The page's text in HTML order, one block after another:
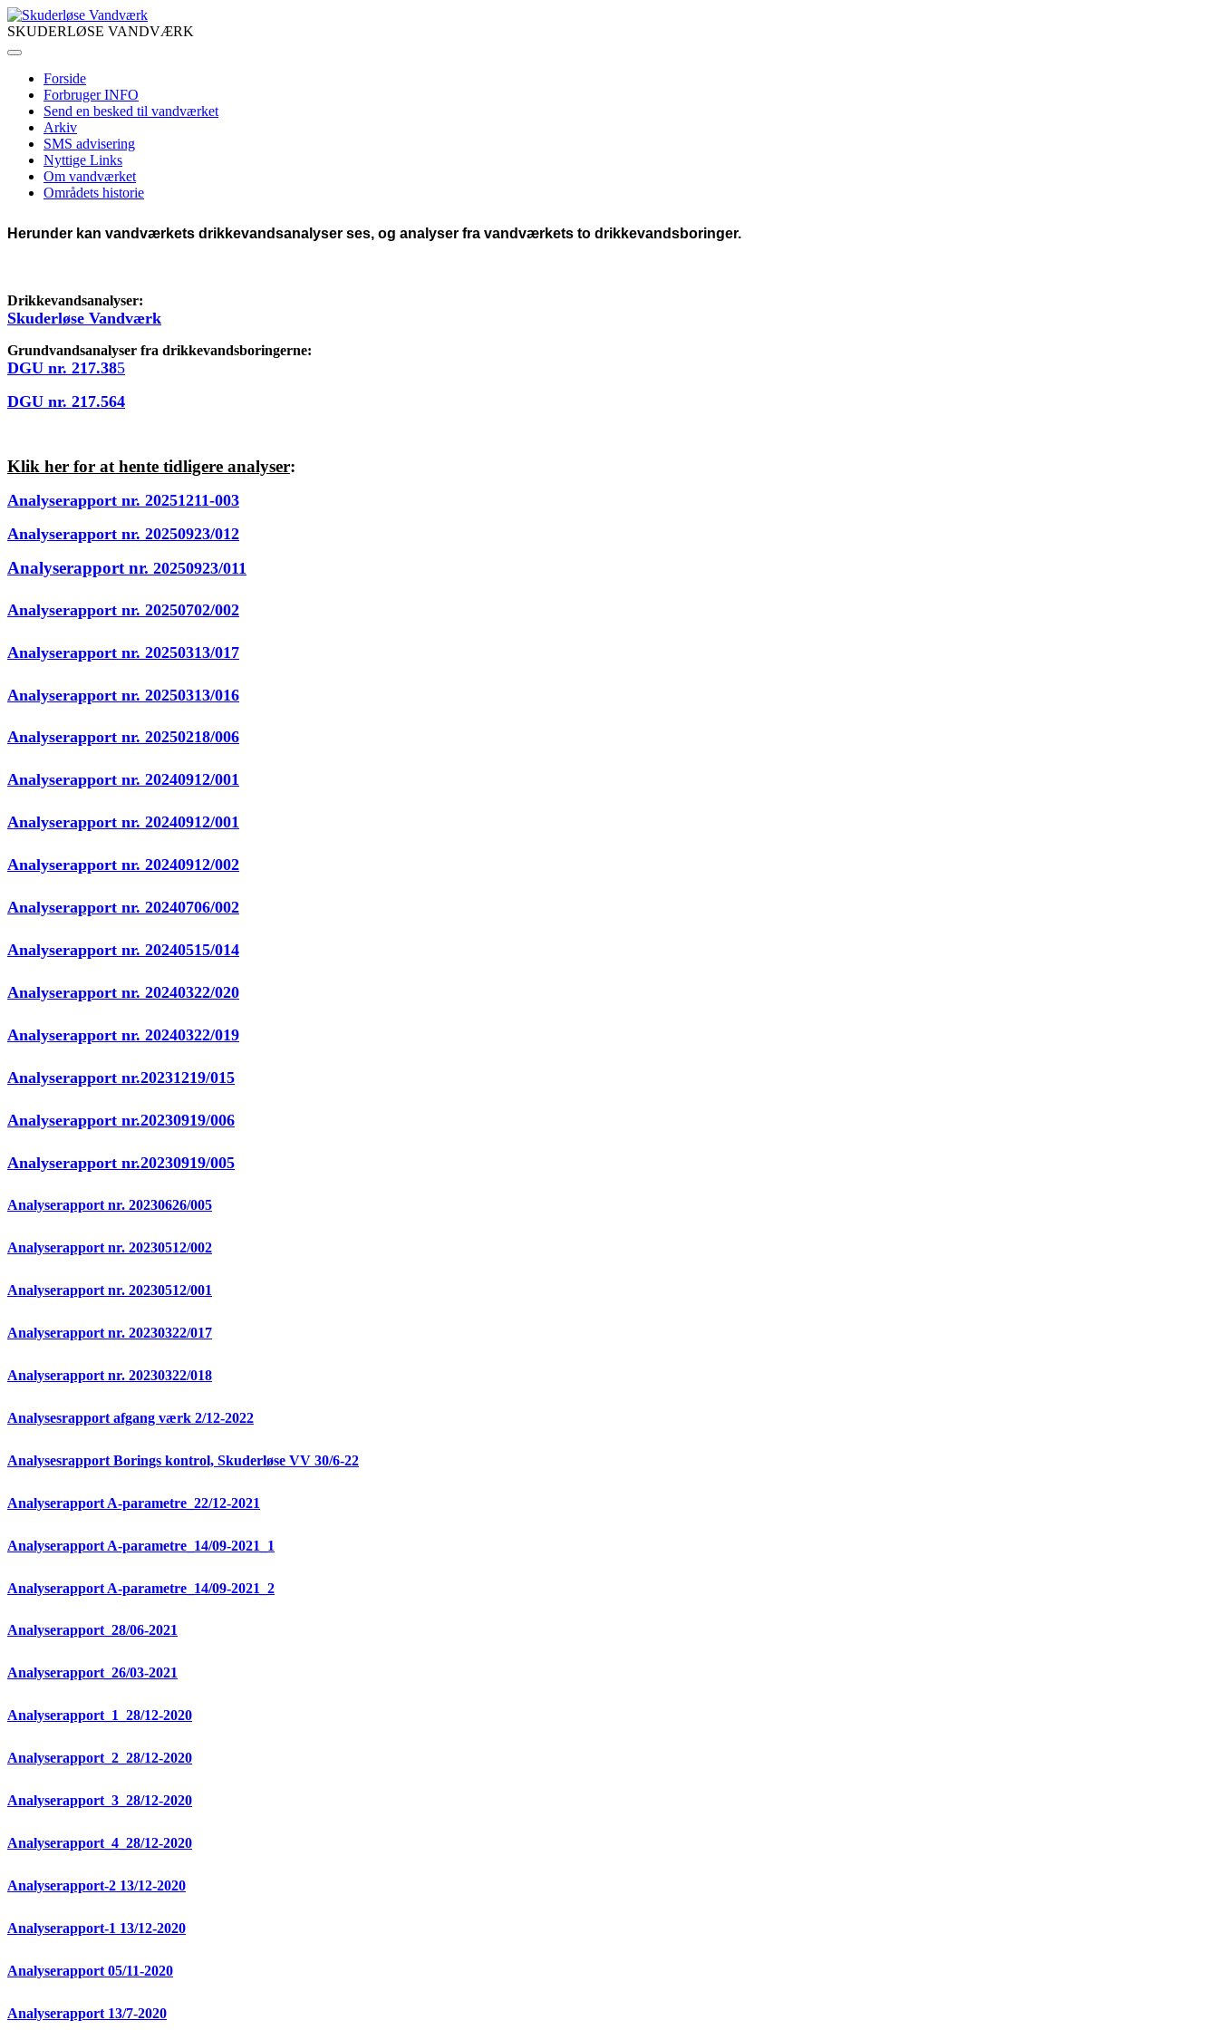
SKUDERLØSE VANDVÆRK
Forside
Forbruger INFO
Send en besked til vandværket
Arkiv
SMS advisering
Nyttige Links
Om vandværket
Områdets historie
Herunder kan vandværkets drikkevandsanalyser ses, og analyser fra vandværkets to drikkevandsboringer.
Drikkevandsanalyser:
Skuderløse Vandværk
Grundvandsanalyser fra drikkevandsboringerne:
DGU nr. 217.385
DGU nr. 217.564
Klik her for at hente tidligere analyser:
Analyserapport nr. 20251211-003
Analyserapport nr. 20250923/012
Analyserapport nr. 20250923/011
Analyserapport nr. 20250702/002
Analyserapport nr. 20250313/017
Analyserapport nr. 20250313/016
Analyserapport nr. 20250218/006
Analyserapport nr. 20240912/001
Analyserapport nr. 20240912/001
Analyserapport nr. 20240912/002
Analyserapport nr. 20240706/002
Analyserapport nr. 20240515/014
Analyserapport nr. 20240322/020
Analyserapport nr. 20240322/019
Analyserapport nr.20231219/015
Analyserapport nr.20230919/006
Analyserapport nr.20230919/005
Analyserapport nr. 20230626/005
Analyserapport nr. 20230512/002
Analyserapport nr. 20230512/001
Analyserapport nr. 20230322/017
Analyserapport nr. 20230322/018
Analysesrapport afgang værk 2/12-2022
Analysesrapport Borings kontrol, Skuderløse VV 30/6-22
Analyserapport A-parametre_22/12-2021
Analyserapport A-parametre_14/09-2021_1
Analyserapport A-parametre_14/09-2021_2
Analyserapport_28/06-2021
Analyserapport_26/03-2021
Analyserapport_1_28/12-2020
Analyserapport_2_28/12-2020
Analyserapport_3_28/12-2020
Analyserapport_4_28/12-2020
Analyserapport-2 13/12-2020
Analyserapport-1 13/12-2020
Analyserapport 05/11-2020
Analyserapport 13/7-2020